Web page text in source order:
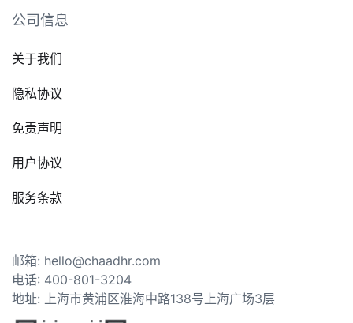
公司信息
关于我们
隐私协议
免责声明
用户协议
服务条款
邮箱: hello@chaadhr.com
电话: 400-801-3204
地址: 上海市黄浦区淮海中路138号上海广场3层